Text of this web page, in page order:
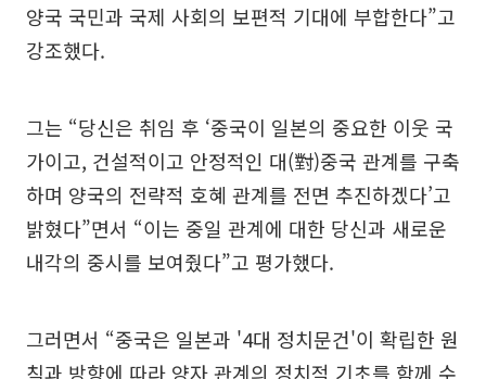
양국 국민과 국제 사회의 보편적 기대에 부합한다”고
강조했다.
그는 “당신은 취임 후 ‘중국이 일본의 중요한 이웃 국
가이고, 건설적이고 안정적인 대(對)중국 관계를 구축
하며 양국의 전략적 호혜 관계를 전면 추진하겠다’고
밝혔다”면서 “이는 중일 관계에 대한 당신과 새로운
내각의 중시를 보여줬다”고 평가했다.
그러면서 “중국은 일본과 '4대 정치문건'이 확립한 원
칙과 방향에 따라 양자 관계의 정치적 기초를 함께 수